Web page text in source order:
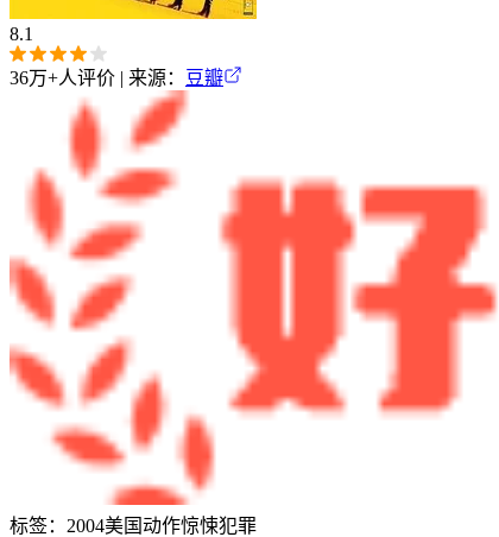
8.1
36万+人评价 | 来源： 豆瓣
标签： 2004美国动作惊悚犯罪